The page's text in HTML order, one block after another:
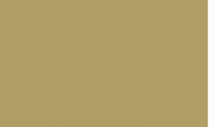
1160 x 510 мм белая,